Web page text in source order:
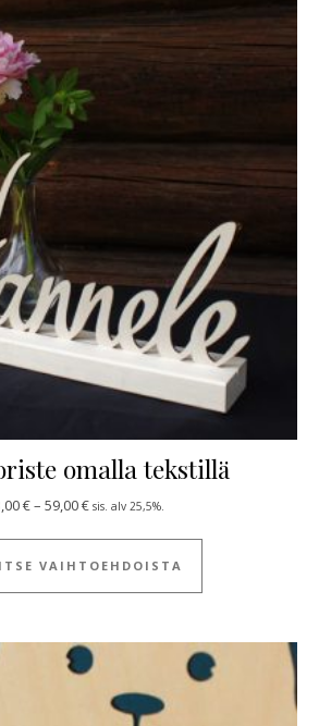
omalla tekstillä
€– 59,00€Hintaluokka: 53,00 € - 59,00 €
sis. alv 25,5%.
VAIHTOEHDOISTA
Tällä tuotteella